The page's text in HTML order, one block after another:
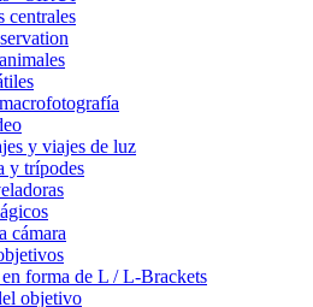
centrales
y viajes de luz
y trípodes
cámara
forma de L / L-Brackets
objetivo